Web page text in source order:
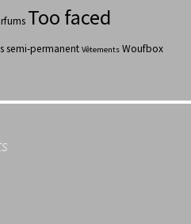
Too faced
semi-permanent Vêtements Woufbox